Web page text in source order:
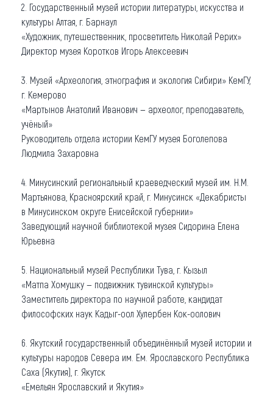
2. Государственный музей истории литературы, искусства и
культуры Алтая, г. Барнаул
«Художник, путешественник, просветитель Николай Рерих»
Директор музея Коротков Игорь Алексеевич
3. Музей «Археология, этнография и экология Сибири» КемГУ,
г. Кемерово
«Мартынов Анатолий Иванович — археолог, преподаватель,
учёный»
Руководитель отдела истории КемГУ музея Боголепова
Людмила Захаровна
4. Минусинский региональный краеведческий музей им. Н.М.
Мартьянова, Красноярский край, г. Минусинск «Декабристы
в Минусинском округе Енисейской губернии»
Заведующий научной библиотекой музея Сидорина Елена
Юрьевна
5. Национальный музей Республики Тува, г. Кызыл
«Матпа Хомушку — подвижник тувинской культуры»
Заместитель директора по научной работе, кандидат
философских наук Кадыг-оол Хулербен Кок-оолович
6. Якутский государственный объединённый музей истории и
культуры народов Севера им. Ем. Ярославского Республика
Саха (Якутия), г. Якутск
«Емельян Ярославский и Якутия»